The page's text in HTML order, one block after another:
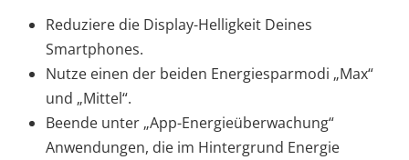
Reduziere die Display-Helligkeit Deines
Smartphones.
Nutze einen der beiden Energiesparmodi „Max“
und „Mittel“.
Beende unter „App-Energieüberwachung“
Anwendungen, die im Hintergrund Energie